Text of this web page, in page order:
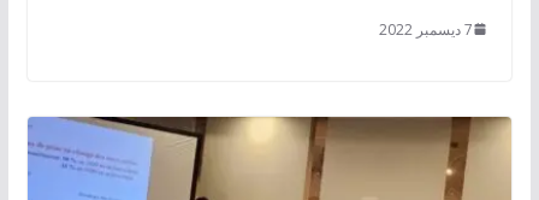
7 ديسمبر 2022